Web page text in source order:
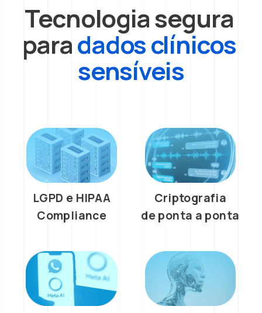
Tecnologia segura
para dados clínicos
sensíveis
LGPD e HIPAA
Compliance
Criptografia
de ponta a ponta